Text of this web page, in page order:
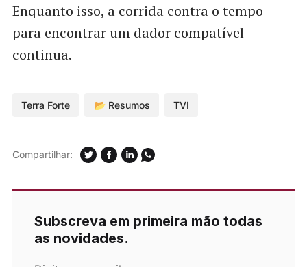
Enquanto isso, a corrida contra o tempo
para encontrar um dador compatível
continua.
Terra Forte 📂 Resumos TVI
Compartilhar:
Subscreva em primeira mão todas
as novidades.